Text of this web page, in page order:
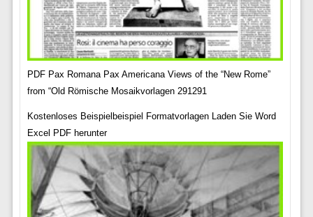
PDF Pax Romana Pax Americana Views of the “New Rome”
from “Old Römische Mosaikvorlagen 291291
Kostenloses Beispielbeispiel Formatvorlagen Laden Sie Word
Excel PDF herunter